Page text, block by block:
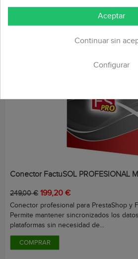
Conector FactuSOL PROFESIONAL
Precio
base
249,00 € Precio
199,20 €
Conector profesional para PrestaShop y
Permite mantener sincronizados los
plataformas sin necesidad de...
COMPRAR
Aceptar
Continuar sin
Configurar